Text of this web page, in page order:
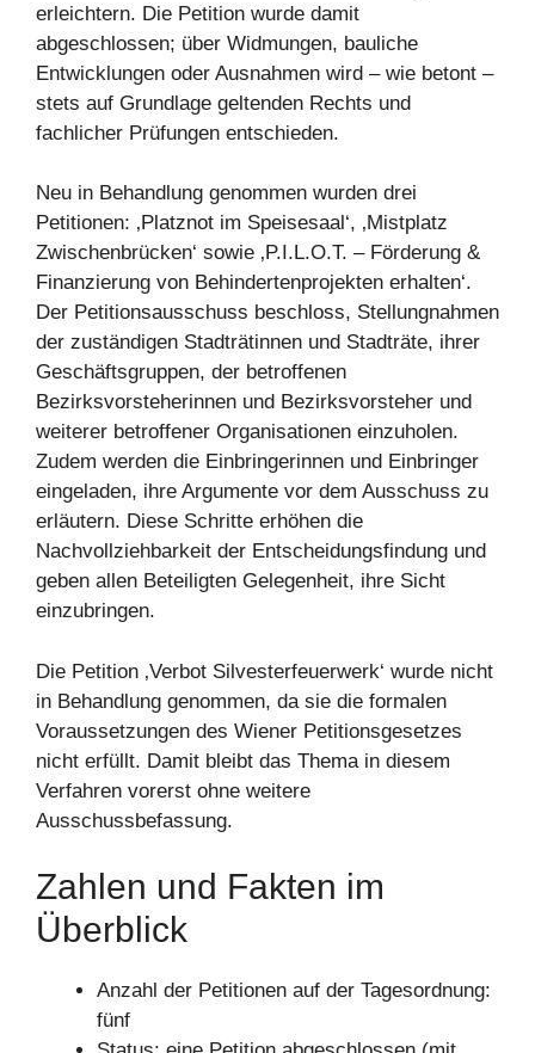
erleichtern. Die Petition wurde damit
abgeschlossen; über Widmungen, bauliche
Entwicklungen oder Ausnahmen wird – wie betont –
stets auf Grundlage geltenden Rechts und
fachlicher Prüfungen entschieden.
Neu in Behandlung genommen wurden drei
Petitionen: ‚Platznot im Speisesaal‘, ‚Mistplatz
Zwischenbrücken‘ sowie ‚P.I.L.O.T. – Förderung &
Finanzierung von Behindertenprojekten erhalten‘.
Der Petitionsausschuss beschloss, Stellungnahmen
der zuständigen Stadträtinnen und Stadträte, ihrer
Geschäftsgruppen, der betroffenen
Bezirksvorsteherinnen und Bezirksvorsteher und
weiterer betroffener Organisationen einzuholen.
Zudem werden die Einbringerinnen und Einbringer
eingeladen, ihre Argumente vor dem Ausschuss zu
erläutern. Diese Schritte erhöhen die
Nachvollziehbarkeit der Entscheidungsfindung und
geben allen Beteiligten Gelegenheit, ihre Sicht
einzubringen.
Die Petition ‚Verbot Silvesterfeuerwerk‘ wurde nicht
in Behandlung genommen, da sie die formalen
Voraussetzungen des Wiener Petitionsgesetzes
nicht erfüllt. Damit bleibt das Thema in diesem
Verfahren vorerst ohne weitere
Ausschussbefassung.
Zahlen und Fakten im
Überblick
Anzahl der Petitionen auf der Tagesordnung:
fünf